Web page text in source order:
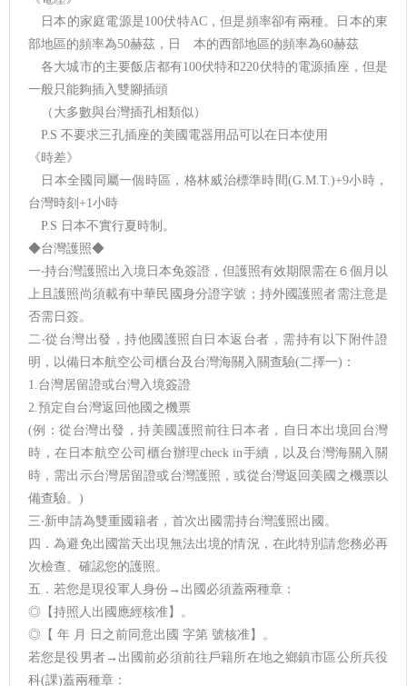
日本的家庭電源是100伏特AC，但是頻率卻有兩種。日本的東
部地區的頻率為50赫茲，日 本的西部地區的頻率為60赫茲
各大城市的主要飯店都有100伏特和220伏特的電源插座，但是
一般只能夠插入雙腳插頭
（大多數與台灣插孔相類似）
P.S 不要求三孔插座的美國電器用品可以在日本使用
《時差》
日本全國同屬一個時區，格林威治標準時間(G.M.T.)+9小時，
台灣時刻+1小時
P.S 日本不實行夏時制。
◆台灣護照◆
一‧持台灣護照出入境日本免簽證，但護照有效期限需在６個月以
上且護照尚須載有中華民國身分證字號；持外國護照者需注意是
否需日簽。
二‧從台灣出發，持他國護照自日本返台者，需持有以下附件證
明，以備日本航空公司櫃台及台灣海關入關查驗(二擇一)：
1.台灣居留證或台灣入境簽證
2.預定自台灣返回他國之機票
(例：從台灣出發，持美國護照前往日本者，自日本出境回台灣
時，在日本航空公司櫃台辦理check in手續，以及台灣海關入關
時，需出示台灣居留證或台灣護照，或從台灣返回美國之機票以
備查驗。)
三‧新申請為雙重國籍者，首次出國需持台灣護照出國。
四．為避免出國當天出現無法出境的情況，在此特別請您務必再
次檢查、確認您的護照。
五．若您是現役軍人身份→出國必須蓋兩種章：
◎【持照人出國應經核准】。
◎【 年 月 日之前同意出國 字第 號核准】。
若您是役男者→出國前必須前往戶籍所在地之鄉鎮市區公所兵役
科(課)蓋兩種章：